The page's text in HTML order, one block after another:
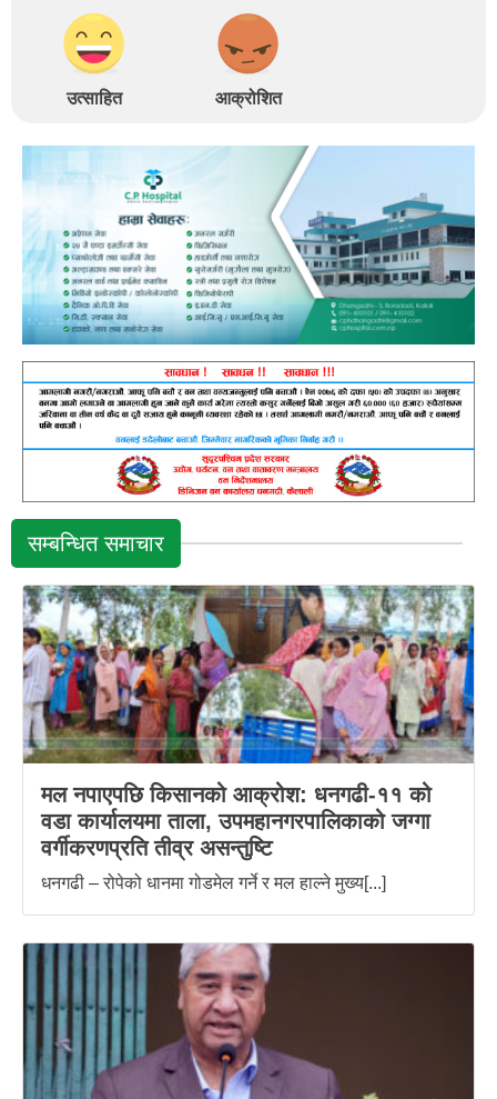
उत्साहित आक्रोशित
सम्बन्धित समाचार
मल नपाएपछि किसानको आक्रोश: धनगढी-११ को
वडा कार्यालयमा ताला, उपमहानगरपालिकाको जग्गा
वर्गीकरणप्रति तीव्र असन्तुष्टि
धनगढी – रोपेको धानमा गोडमेल गर्ने र मल हाल्ने मुख्य[...]